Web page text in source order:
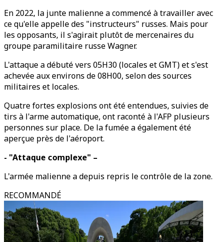
En 2022, la junte malienne a commencé à travailler avec
ce qu'elle appelle des "instructeurs" russes. Mais pour
les opposants, il s'agirait plutôt de mercenaires du
groupe paramilitaire russe Wagner.
L'attaque a débuté vers 05H30 (locales et GMT) et s'est
achevée aux environs de 08H00, selon des sources
militaires et locales.
Quatre fortes explosions ont été entendues, suivies de
tirs à l'arme automatique, ont raconté à l'AFP plusieurs
personnes sur place. De la fumée a également été
aperçue près de l'aéroport.
- "Attaque complexe" –
L'armée malienne a depuis repris le contrôle de la zone.
RECOMMANDÉ